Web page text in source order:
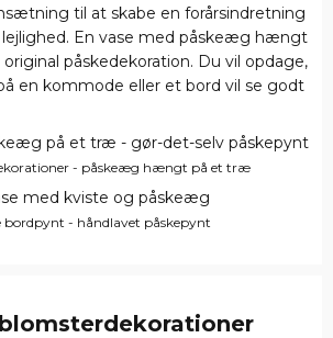
til at skabe en forårsindretning
lejlighed. En vase med påskeæg hængt
påskedekoration. Du vil opdage,
en kommode eller et bord vil se godt
- påskeæg hængt på et træ
bordpynt - håndlavet påskepynt